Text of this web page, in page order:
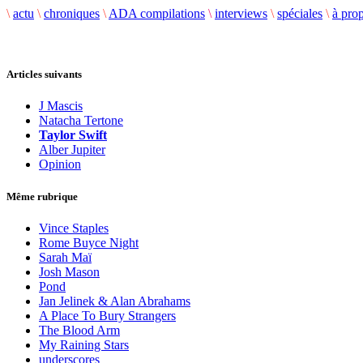
\ actu \ chroniques \ ADA compilations \ interviews \ spéciales \ à
Articles suivants
J Mascis
Natacha Tertone
Taylor Swift
Alber Jupiter
Opinion
Même rubrique
Vince Staples
Rome Buyce Night
Sarah Maï
Josh Mason
Pond
Jan Jelinek & Alan Abrahams
A Place To Bury Strangers
The Blood Arm
My Raining Stars
underscores